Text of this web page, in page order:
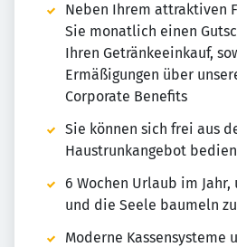
Neben Ihrem attraktiven
Sie monatlich einen
Ihren Getränkeeinkauf,
Ermäßigungen über
Corporate Benefits
Sie können sich frei aus
Haustrunkangebot
6 Wochen Urlaub im
und die Seele baumeln
Moderne Kassensysteme